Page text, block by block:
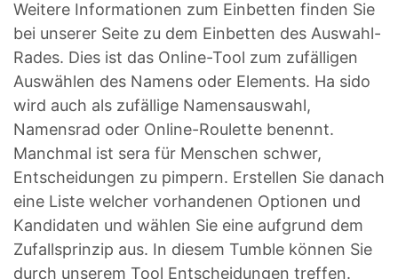
Weitere Informationen zum Einbetten finden Sie
bei unserer Seite zu dem Einbetten des Auswahl-
Rades. Dies ist das Online-Tool zum zufälligen
Auswählen des Namens oder Elements. Ha sido
wird auch als zufällige Namensauswahl,
Namensrad oder Online-Roulette benennt.
Manchmal ist sera für Menschen schwer,
Entscheidungen zu pimpern. Erstellen Sie danach
eine Liste welcher vorhandenen Optionen und
Kandidaten und wählen Sie eine aufgrund dem
Zufallsprinzip aus. In diesem Tumble können Sie
durch unserem Tool Entscheidungen treffen.